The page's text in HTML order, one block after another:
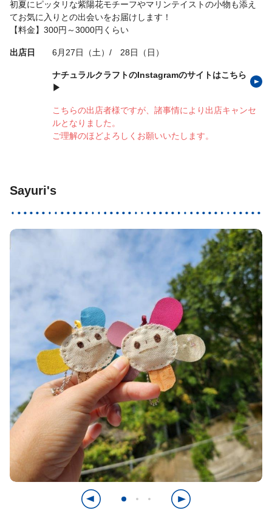
初夏にピッタリな紫陽花モチーフやマリンテイストの小物も添え
てお気に入りとの出会いをお届けします！
【料金】300円～3000円くらい
出店日 6月27日（土）/ 28日（日）
ナチュラルクラフトのInstagramのサイトはこちら
▶
こちらの出店者様ですが、諸事情により出店キャンセ
ルとなりました。
ご理解のほどよろしくお願いいたします。
Sayuri's